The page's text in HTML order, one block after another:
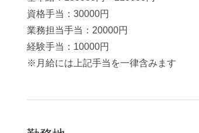
資格手当：30000円
業務担当手当：20000円
経験手当：10000円
※月給には上記手当を一律含みます